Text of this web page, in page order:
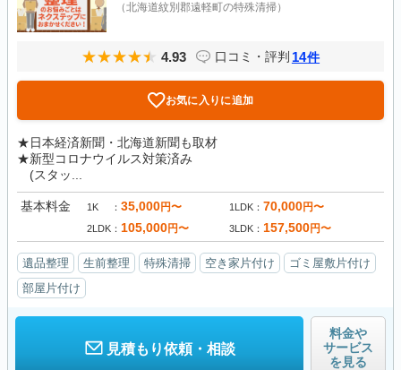
（北海道紋別郡遠軽町の特殊清掃）
4.93 口コミ・評判 14件
お気に入りに追加
★日本経済新聞・北海道新聞も取材
★新型コロナウイルス対策済み
(スタッ...
基本料金 1K 35,000円〜 1LDK 70,000円〜
2LDK 105,000円〜 3LDK 157,500円〜
遺品整理 生前整理 特殊清掃 空き家片付け
ゴミ屋敷片付け
部屋片付け
見積もり依頼・相談
料金や
サービス
を見る